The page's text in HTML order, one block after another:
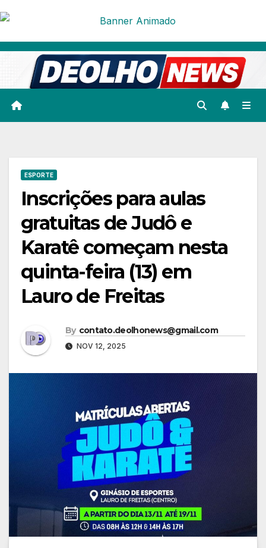
Skip
content
ESPORTE
Inscrições para aulas
gratuitas de Judô e
Karatê começam nesta
quinta-feira (13) em
Lauro de Freitas
By contato.deolhonews@gmail.com
NOV 12, 2025